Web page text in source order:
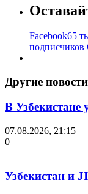
Facebook65
подписчиков
Другие новости
В Узбекистане
07.08.2026, 21:15
0
Узбекистан и